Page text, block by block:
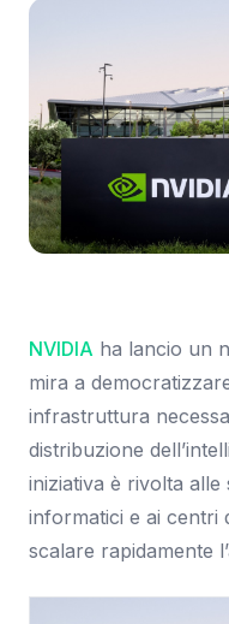
NVIDIA ha lancio un
mira a
infrastruttura
distribuzione
iniziativa è rivolta
informatici e ai centri
scalare rapidamente